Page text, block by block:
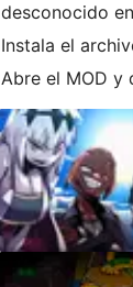
desconocido
Instala el
Abre el MOD y
Entity DEMO